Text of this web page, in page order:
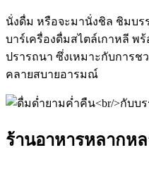
นั่งดื่ม หรือจะมานั่งชิล ชิมบ
บาร์เครื่องดื่มสไตล์เกาหลี พ
ปรารถนา ซึ่งเหมาะกับการช
คลายสบายอารมณ์
ร้านอาหารหลากห